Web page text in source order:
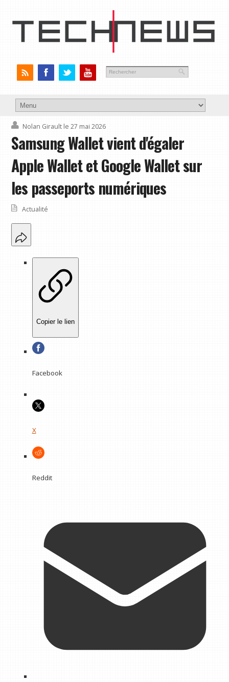
Nolan Girault le 27 mai 2026
Samsung Wallet vient d'égaler
Apple Wallet et Google Wallet sur
les passeports numériques
Actualité
Copier le lien
Facebook
X
Reddit